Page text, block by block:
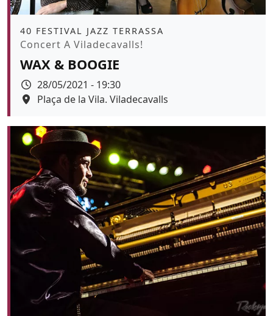
Àmbit
40 FESTIVAL JAZZ TERRASSA
Promoció
Concert A Viladecavalls!
WAX & BOOGIE
Data
28/05/2021 - 19:30
Espai
Plaça de la Vila. Viladecavalls